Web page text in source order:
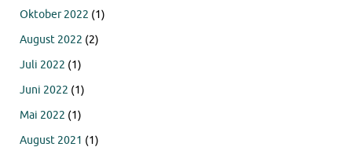
Oktober 2022 (1)
August 2022 (2)
Juli 2022 (1)
Juni 2022 (1)
Mai 2022 (1)
August 2021 (1)